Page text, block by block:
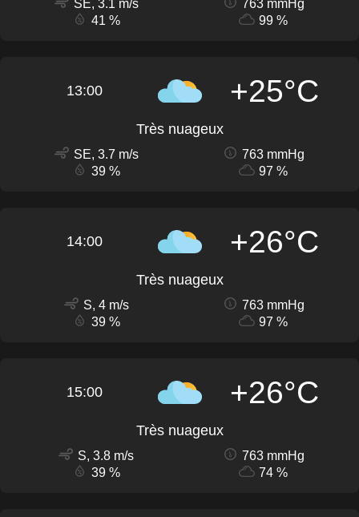
SE, 3.1 m/s
763 mmHg
41 %
99 %
13:00 +25°C
Très nuageux
SE, 3.7 m/s
763 mmHg
39 %
97 %
14:00 +26°C
Très nuageux
S, 4 m/s
763 mmHg
39 %
97 %
15:00 +26°C
Très nuageux
S, 3.8 m/s
763 mmHg
39 %
74 %